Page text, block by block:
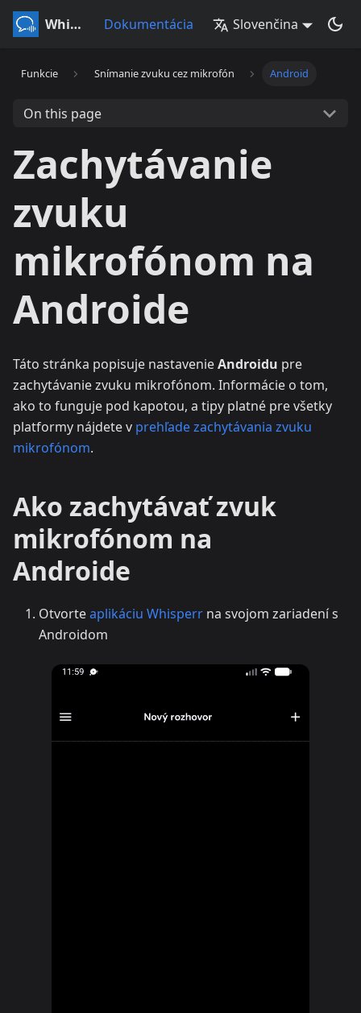
Whisperr Dokumentácia Slovenčina
Funkcie Snímanie zvuku cez mikrofón Android
On this page
Zachytávanie
zvuku
mikrofónom na
Androide
Táto stránka popisuje nastavenieAndroidu pre
zachytávanie zvuku mikrofónom. Informácie o tom,
ako to funguje pod kapotou, a tipy platné pre všetky
platformy nájdete v prehľade zachytávania zvuku
mikrofónom.
Ako zachytávať zvuk
mikrofónom na
Androide
Otvorteaplikáciu Whisperr na svojom zariadení s
Androidom